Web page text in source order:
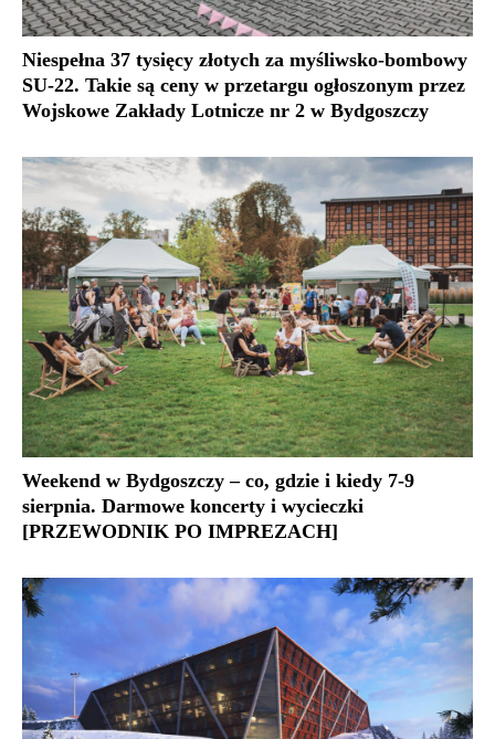
Niespełna 37 tysięcy złotych za myśliwsko-bombowy
SU-22. Takie są ceny w przetargu ogłoszonym przez
Wojskowe Zakłady Lotnicze nr 2 w Bydgoszczy
Weekend w Bydgoszczy – co, gdzie i kiedy 7-9
sierpnia. Darmowe koncerty i wycieczki
[PRZEWODNIK PO IMPREZACH]